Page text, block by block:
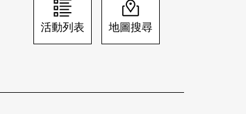
活動列表 地圖搜尋